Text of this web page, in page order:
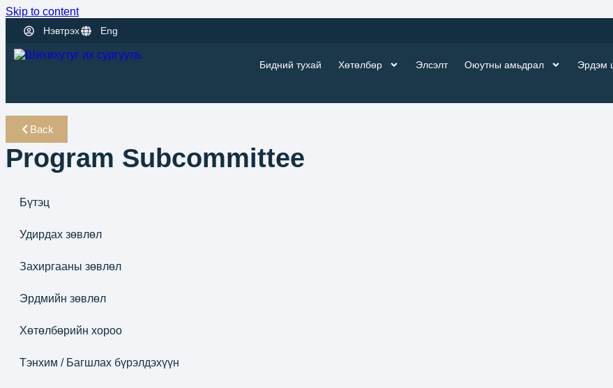
Skip to content
Нэвтрэх Eng
Бидний тухай Хөтөлбөр Элсэлт Оюутны амьдрал Эрдэм
Back
Program Subcommittee
Бүтэц
Удирдах зөвлөл
Захиргааны зөвлөл
Эрдмийн зөвлөл
Хөтөлбөрийн хороо
Тэнхим / Багшлах бүрэлдэхүүн